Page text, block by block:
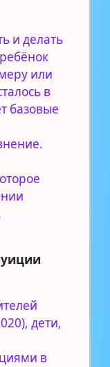
и делать
или
в
базовые
дети,
в